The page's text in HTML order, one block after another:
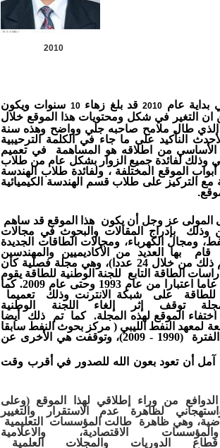
عام 2010قد بلغ زهاء10 سنوات ويكون
التغير في شكل ومحتويات هذا الموقع خلال
الذي طال ملامح صاحبه جلي وواضح وهذه سنة
النأكيد على ما جاء في الكلمة الترحيبية
الأساسي من اطلاقه هو المساهمة في تعميم
وذلك لفائدة جميع الزوار بشكل عام من طلاب
الموقع المختلفة ، ولفائدة طلاب الهندسة
مع التركيز على طلاب قسم الهندسة الكيميائية
المولى عز وجل أن يكون هذا الموقعقد ساهم
وذلك بإدراج
المقالات والبحوث في مجالات
ومجال الكهرباء، ومجالات الطاقات
الجديدة
قام بها العديد من الأكاديميين والمهندسين
ذلك من خلال 24 عددا)، وهي مجلة
فصلية كان
الطاقة التابع للجنة الوطنية للطاقة يقوم
اعتبارا من عام 1993 وحتى عام 2009.
كما
للطاقة على شبكة الانترنت وذلك تعميما
توقف إثر إلغاء اللجنة الوطنية
الموقع لهذه
المجلة. كما تم ذلك أيضا
لمعهد النفط الليبي ( مركز بحوث النفط سابقا
(1990 - 2009)، وتوقفت هي الأخرى عن
آمل أن تعود بعون الله للصدور في أقرب وقت
من وراء إطلاقي لهذا
الموقع (وعلى
لظاهرة عدم الاستقرار والتغيير
وهيظاهرة طالت المؤسسات التعليمية
والمؤسسات
الاقتصادية، والاعلامية
الدورياتوالمجلات العلمية